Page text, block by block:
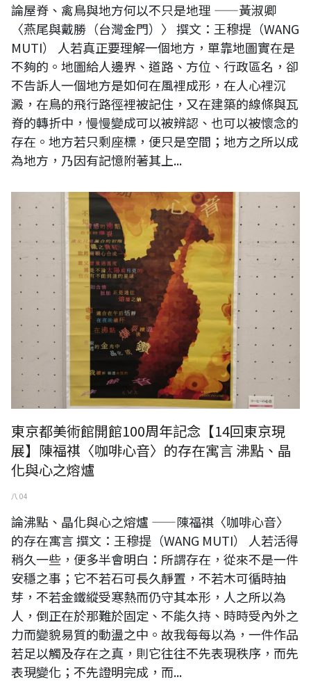
論屋脊、禽鳥與地方何以不只是地理 ——黃淑卿
〈燕尾與戴勝（台灣金門）〉 撰文：王穆提（WANG
MUTI） 人若真正要理解一個地方，單靠地圖實在是
不夠的。地圖給人邊界、道路、方位、行政區名，卻
不告訴人一個地方是如何在風裡成形，在人心裡沉
澱，在鳥的飛行路徑裡被記住，又在建築的線條與瓦
脊的轉折中，慢慢變成可以被辨認、也可以被懷念的
存在。地方若只剩座標，便只是空間；地方之所以成
為地方，乃因有記憶附著其上...
東京都美術館開館100周年記念【14回東京現
展】陳福祺〈咖啡心音〉的存在寓言 沸點、晶
化與心之熔爐
八 04
論沸點、晶化與心之熔爐 ——陳福祺〈咖啡心音〉
的存在寓言 撰文：王穆提（WANG MUTI） 人若活得
稍久一些，便多半會明白：所謂存在，從來不是一件
安穩之事；它不若石可長久靜置，不若木可循時抽
芽，不若金鐵縱受寒熱而仍守其本形，人之所以為
人，倒正在於那難於固定、不能久持、時時受內外之
力而變貌易質的動盪之中。故我每每以為，一件作品
若足以觸及存在之真，則它往往不先表現秩序，而先
表現變化；不先證明完成，而...